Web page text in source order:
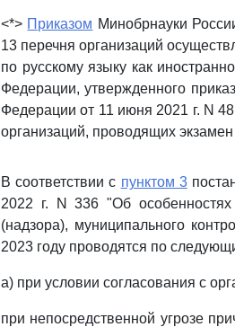
<*> Приказом Минобрнауки
13 перечня организаций
по русскому языку как
Федерации, утвержденного
Федерации от 11 июня 2021 г. N
организаций, проводящих экзамен
В соответствии с пунктом 3
2022 г. N 336 "Об особенностях
(надзора), муниципального
2023 году проводятся по
а) при условии согласования с
при непосредственной угрозе